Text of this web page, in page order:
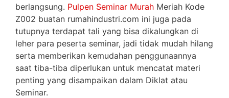
berlangsung. Pulpen Seminar Murah Meriah Kode
Z002 buatan rumahindustri.com ini juga pada
tutupnya terdapat tali yang bisa dikalungkan di
leher para peserta seminar, jadi tidak mudah hilang
serta memberikan kemudahan penggunaannya
saat tiba-tiba diperlukan untuk mencatat materi
penting yang disampaikan dalam Diklat atau
Seminar.